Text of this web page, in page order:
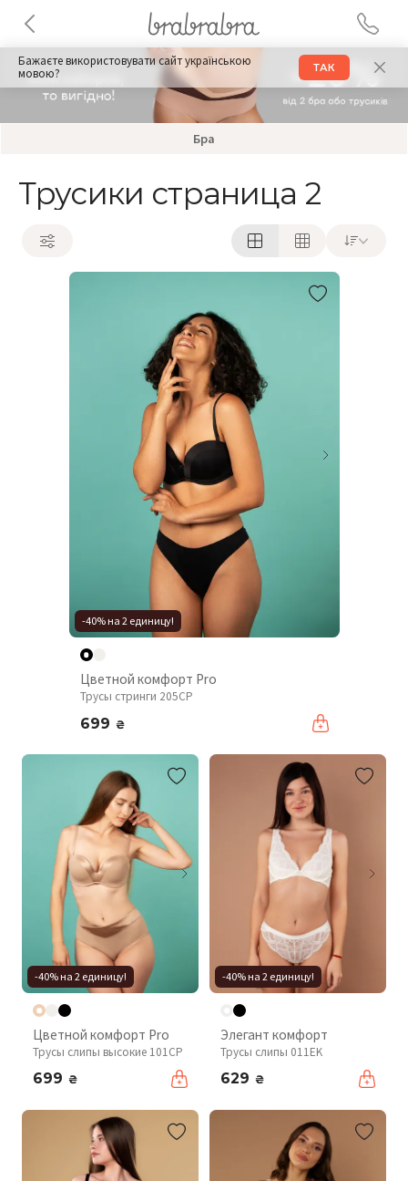
Бажаєте використовувати сайт українською
мовою?
ТАК
Бра
Трусики страница 2
-40% на 2 единицу!
Цветной комфорт Pro
Трусы стринги 205CP
699 ₴
-40% на 2 единицу!
Цветной комфорт Pro
Трусы слипы высокие 101CP
699 ₴
-40% на 2 единицу!
Элегант комфорт
Трусы слипы 011EK
629 ₴